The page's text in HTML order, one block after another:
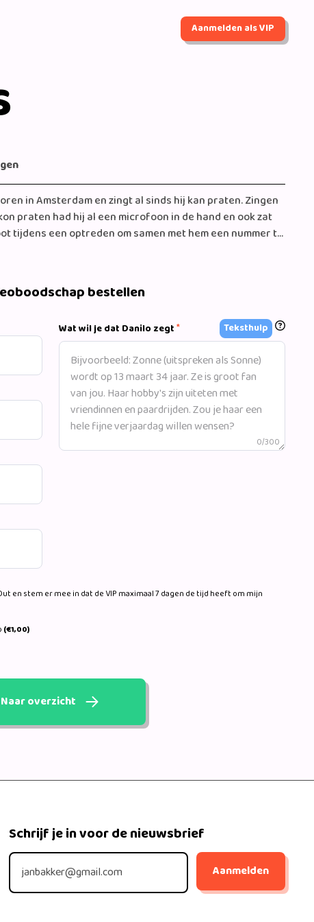
Aanmelden als VIP
in Amsterdam en zingt al sinds hij kan praten. Zingen
praten had hij al een microfoon in de hand en ook zat
tijdens een optreden om samen met hem een nummer te
een veelgevraagde Nederlandstalige artiest in
bij grotere publiek. Daarnaast won hij de bekende
en zijn populariteit steeg. Zijn bühne repertoire bevat
Martin tot Marco Borsato hits en andere bekende
bestellen
Wat wil je dat Danilo zegt* Teksthulp
0/300
en stem er mee in dat de VIP maximaal 7 dagen de tijd heeft om mijn
(€1,00)
Naar overzicht
Schrijf je in voor de nieuwsbrief
Aanmelden